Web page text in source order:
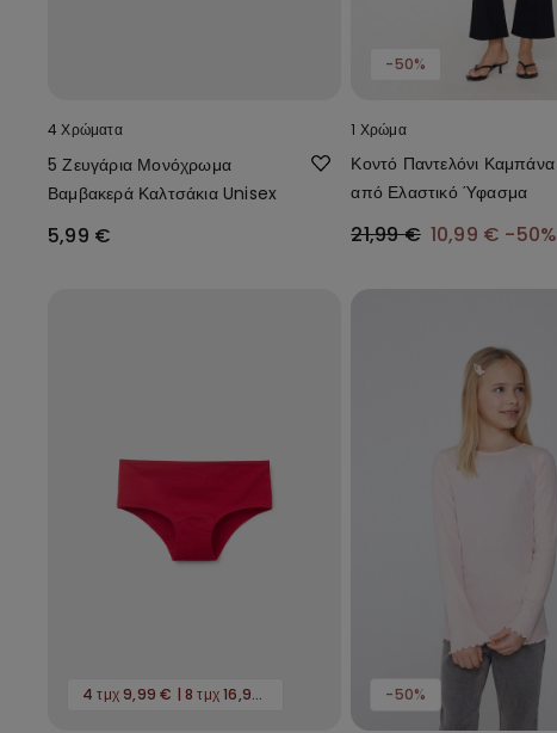
4 Χρώματα
5 Ζευγάρια Μονόχρωμα
Βαμβακερά Καλτσάκια Unisex
5,99 €
-50%
1 Χρώμα
Κοντό Παντελόνι Καμπάνα
από Ελαστικό Ύφασμα
21,99 € 10,99 € -50%
4 τμχ 9,99 € | 8 τμχ 16,99 € -50%